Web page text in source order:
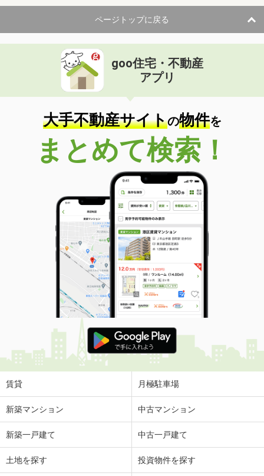
ページトップに戻る
goo住宅・不動産
アプリ
大手不動産サイトの物件を
まとめて検索！
賃貸 月極駐車場
新築マンション 中古マンション
新築一戸建て 中古一戸建て
土地を探す 投資物件を探す